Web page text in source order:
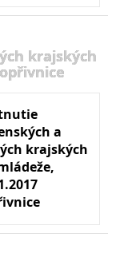
krajských
a
krajských